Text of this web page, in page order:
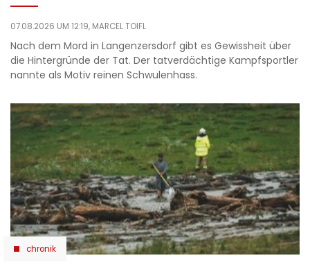
07.08.2026 UM 12:19, MARCEL TOIFL
Nach dem Mord in Langenzersdorf gibt es Gewissheit über
die Hintergründe der Tat. Der tatverdächtige Kampfsportler
nannte als Motiv reinen Schwulenhass.
chronik